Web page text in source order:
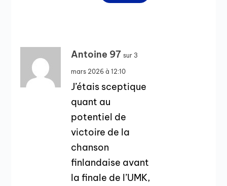
Antoine 97 sur 3
mars 2026 à 12:10
J’étais sceptique
quant au
potentiel de
victoire de la
chanson
finlandaise avant
la finale de l’UMK,